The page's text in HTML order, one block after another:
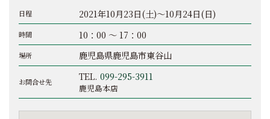
日程 2021年10月23日(土)～10月24日(日)
時間 10：00 ～ 17：00
場所 鹿児島県鹿児島市東谷山
お問合せ先 TEL. 099-295-3911
鹿児島本店